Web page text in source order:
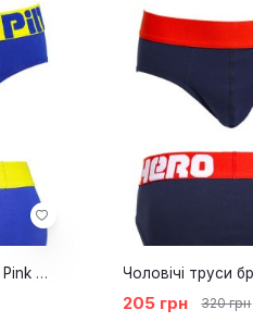
Чоловічі труси бріфи Pink Hero Atlas сині
205 грн 320 грн